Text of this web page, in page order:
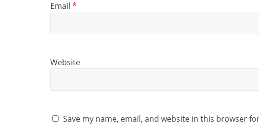
Email *
Website
Save my name, email, and website in this browser